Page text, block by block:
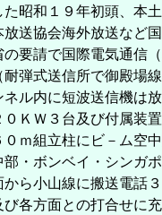
昭和１９年初頭、本
送協会海外放送など
要請で国際電気通信
弾式送信所で御殿場
ル内に短波送信機は
ＫＷ３台及び付属装
ｍ組立柱にビ－ム空
・ボンベイ・シンガ
ら小山線に搬送電話
各方面との打合せに